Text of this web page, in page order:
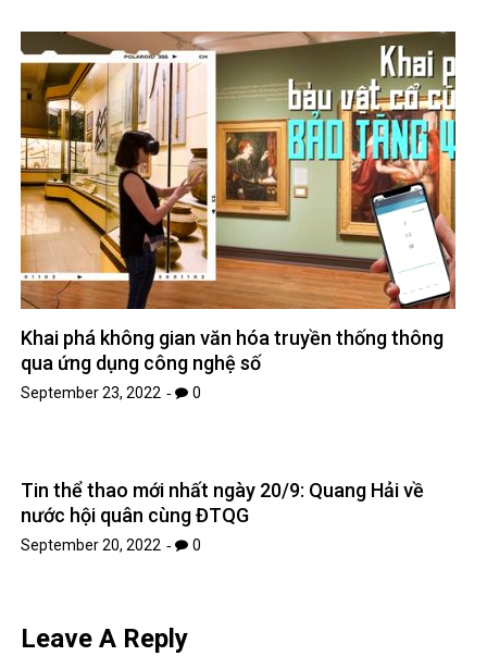
Khai phá không gian văn hóa truyền thống thông
qua ứng dụng công nghệ số
September 23, 2022 0
Tin thể thao mới nhất ngày 20/9: Quang Hải về
nước hội quân cùng ĐTQG
September 20, 2022 0
Leave A Reply